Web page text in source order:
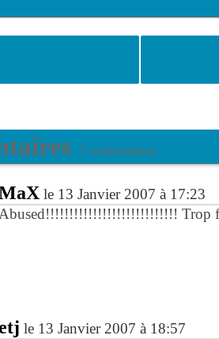
7 commentaires
le 13 Janvier 2007 à 17:23
Abused!!!!!!!!!!!!!!!!!!!!!!!!!!!!
le 13 Janvier 2007 à 18:57